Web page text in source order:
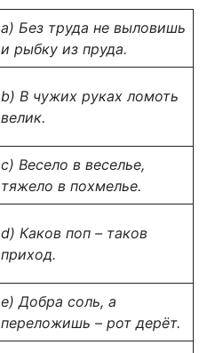
a) Без труда не выловишь
и рыбку из пруда.
b) В чужих руках ломоть
велик.
c) Весело в веселье,
тяжело в похмелье.
d) Каков поп – таков
приход.
e) Добра соль, а
переложишь – рот дерёт.